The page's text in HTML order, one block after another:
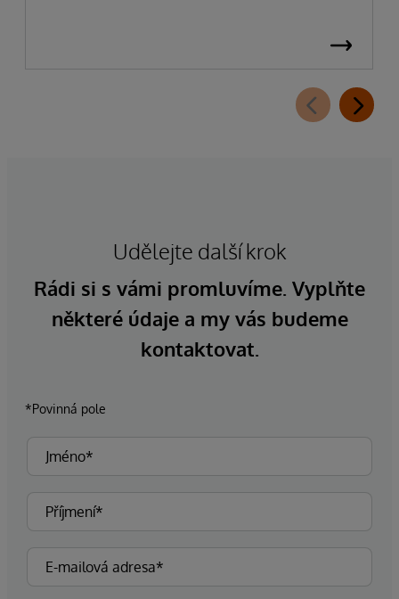
Udělejte další krok
Rádi si s vámi promluvíme. Vyplňte
některé údaje a my vás budeme
kontaktovat.
*Povinná pole